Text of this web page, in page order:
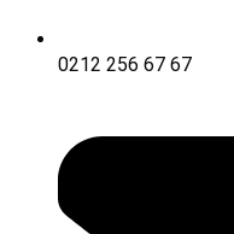
0212 256 67 67